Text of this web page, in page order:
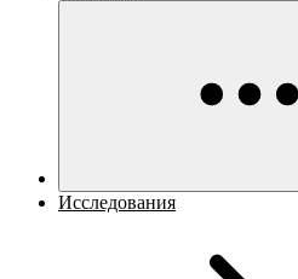
Исследования